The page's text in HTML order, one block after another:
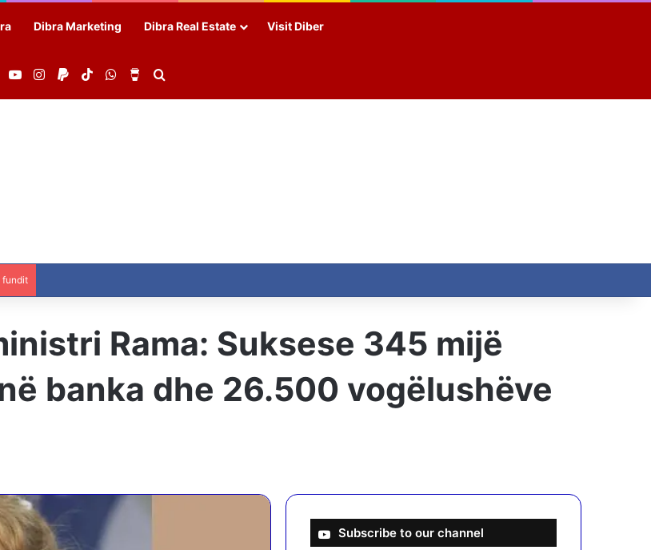
Dibra Marketing Dibra Real Estate Visit Diber
LinkedInYouTubeInstagram
PaypalTikTokWhatsAppBuy Me a Coffee
fundit
Rama: Suksese 345 mijë
banka dhe 26.500 vogëlushëve
Subscribe to our channel